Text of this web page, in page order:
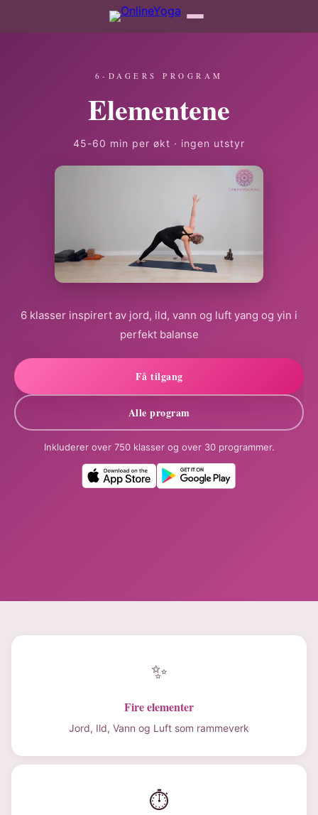
6-DAGERS PROGRAM
Elementene
45-60 min per økt · ingen utstyr
6 klasser inspirert av jord, ild, vann og luft yang og yin i
perfekt balanse
Få tilgang
Alle program
Inkluderer over 750 klasser og over 30 programmer.
✨
Fire elementer
Jord, Ild, Vann og Luft som rammeverk
⏱